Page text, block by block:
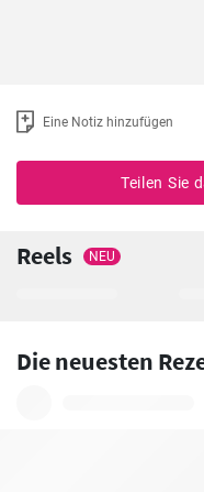
Eine Notiz hinzufügen
Teilen Sie
Reels NEU
Die neuesten